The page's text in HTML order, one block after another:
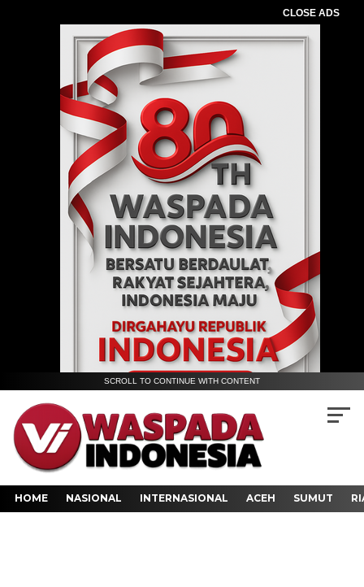
CLOSE ADS
SCROLL TO CONTINUE WITH CONTENT
HOME NASIONAL INTERNASIONAL ACEH SUMUT